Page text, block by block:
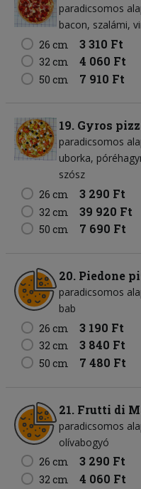
paradicsomos
bacon szalámi
26 cm
3 310 Ft
32 cm 4 060 Ft
50 cm 7 910 Ft
19. Gyros
paradicsomos
uborka
szósz
26 cm
3 290 Ft
32 cm 39 920 Ft
50 cm 7 690 Ft
20. Piedone
paradicsomos
bab
26 cm
3 190 Ft
32 cm 3 840 Ft
50 cm 7 480 Ft
21. Frutti di
paradicsomos
olívabogyó
26 cm
3 290 Ft
32 cm
4 060 Ft